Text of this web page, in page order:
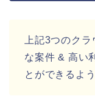
上記3つのク
な案件 & 高い
とができるよ